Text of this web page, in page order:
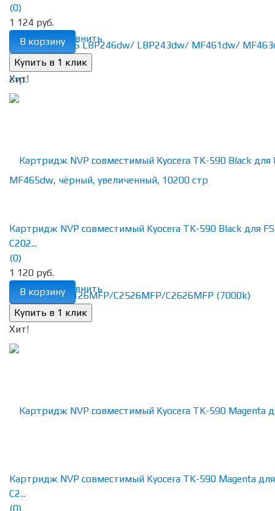
избранное сравнить
(0)
1 124 руб.
В корзину
Хит!
избранное сравнить
Картридж NVP совместимый Kyocera TK-590 Black для FS
C202...
(0)
1 120 руб.
В корзину
Хит!
Картридж NVP совместимый Kyocera TK-590 Magenta
C2...
(0)